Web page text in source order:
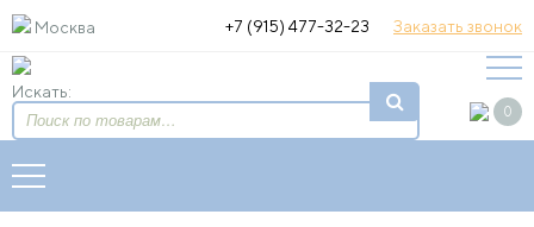
Москва +7 (915) 477-32-23 Заказать звонок
Искать:
0